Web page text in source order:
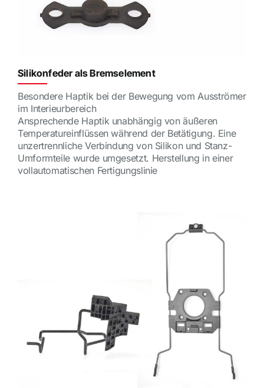
Silikonfeder als Bremselement
Besondere Haptik bei der Bewegung vom Ausströmer
im Interieurbereich
Ansprechende Haptik unabhängig von äußeren
Temperatureinflüssen während der Betätigung. Eine
unzertrennliche Verbindung von Silikon und Stanz-
Umformteile wurde umgesetzt. Herstellung in einer
vollautomatischen Fertigungslinie